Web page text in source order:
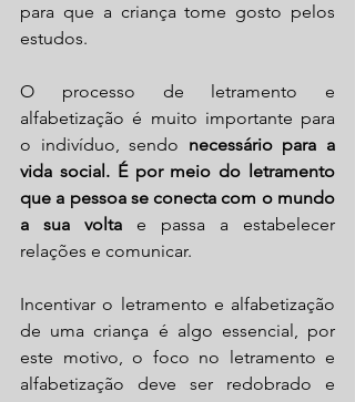
para que a criança tome gosto pelos
estudos.
O processo de letramento e
alfabetização é muito importante para
o indivíduo, sendo necessário para a
vida social. É por meio do letramento
que a pessoa se conecta com o mundo
a sua volta e passa a estabelecer
relações e comunicar.
Incentivar o letramento e alfabetização
de uma criança é algo essencial, por
este motivo, o foco no letramento e
alfabetização deve ser redobrado e